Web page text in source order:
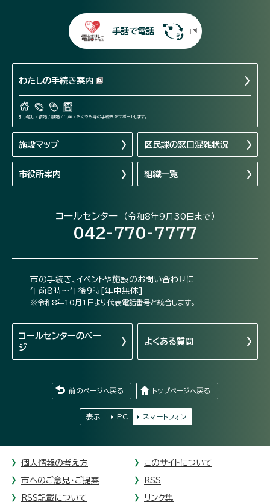
手話で電話
わたしの手続き案内
引っ越し / 結婚 / 離婚 / 出産 / おくやみ等の手続きをサポートします。
施設マップ 区民課の窓口混雑状況
市役所案内 組織一覧
コールセンター （令和8年9月30日まで）
042-770-7777
市の手続き、イベントや施設のお問い合わせに
午前8時～午後9時[年中無休]
※令和8年10月1日より代表電話番号と統合します。
コールセンターのペー
ジ
よくある質問
前のページへ戻る トップページへ戻る
表示 PC スマートフォン
個人情報の考え方 このサイトについて
市へのご意見・ご提案 RSS
RSS記載について リンク集